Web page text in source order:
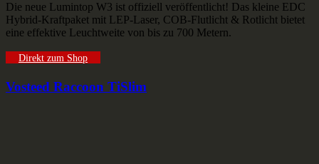
Die neue Lumintop W3 ist offiziell veröffentlicht! Das kleine EDC
Hybrid-Kraftpaket mit LEP-Laser, COB-Flutlicht & Rotlicht bietet
eine effektive Leuchtweite von bis zu 700 Metern.
Direkt zum Shop
Vosteed Raccoon TiSlim